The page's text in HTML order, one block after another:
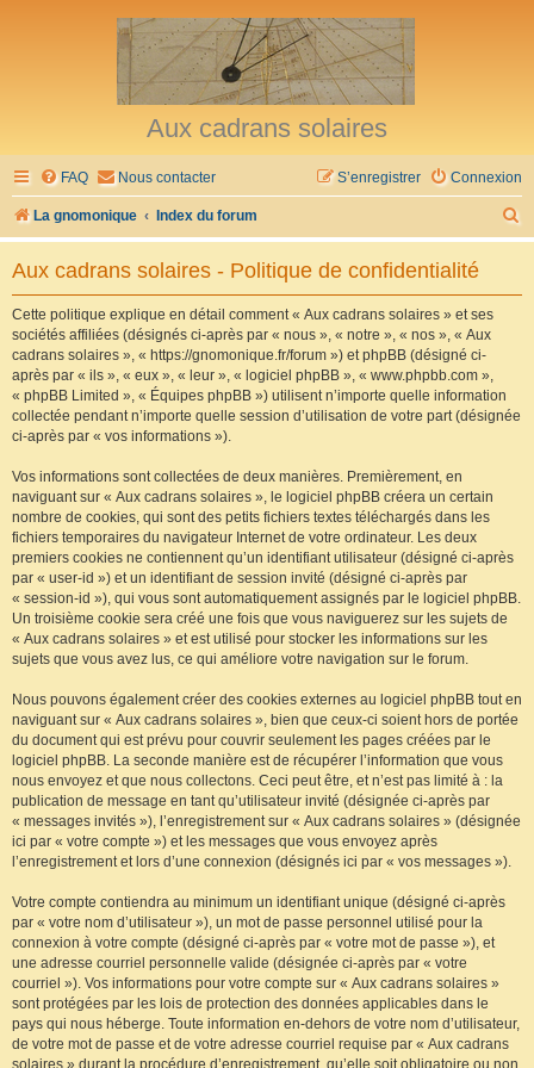
Aux cadrans solaires
FAQ Nous contacter Connexion
S’enregistrer
La gnomonique Index du forum
e
Aux cadrans solaires - Politique de confidentialité
Cette politique explique en détail comment « Aux cadrans solaires » et ses
sociétés affiliées (désignés ci-après par « nous », « notre », « nos », « Aux
cadrans solaires », « https://gnomonique.fr/forum ») et phpBB (désigné ci-
après par « ils », « eux », « leur », « logiciel phpBB », « www.phpbb.com »,
« phpBB Limited », « Équipes phpBB ») utilisent n’importe quelle information
collectée pendant n’importe quelle session d’utilisation de votre part (désignée
ci-après par « vos informations »).
Vos informations sont collectées de deux manières. Premièrement, en
naviguant sur « Aux cadrans solaires », le logiciel phpBB créera un certain
nombre de cookies, qui sont des petits fichiers textes téléchargés dans les
fichiers temporaires du navigateur Internet de votre ordinateur. Les deux
premiers cookies ne contiennent qu’un identifiant utilisateur (désigné ci-après
par « user-id ») et un identifiant de session invité (désigné ci-après par
« session-id »), qui vous sont automatiquement assignés par le logiciel phpBB.
Un troisième cookie sera créé une fois que vous naviguerez sur les sujets de
« Aux cadrans solaires » et est utilisé pour stocker les informations sur les
sujets que vous avez lus, ce qui améliore votre navigation sur le forum.
Nous pouvons également créer des cookies externes au logiciel phpBB tout en
naviguant sur « Aux cadrans solaires », bien que ceux-ci soient hors de portée
du document qui est prévu pour couvrir seulement les pages créées par le
logiciel phpBB. La seconde manière est de récupérer l’information que vous
nous envoyez et que nous collectons. Ceci peut être, et n’est pas limité à : la
publication de message en tant qu’utilisateur invité (désignée ci-après par
« messages invités »), l’enregistrement sur « Aux cadrans solaires » (désignée
ici par « votre compte ») et les messages que vous envoyez après
l’enregistrement et lors d’une connexion (désignés ici par « vos messages »).
Votre compte contiendra au minimum un identifiant unique (désigné ci-après
par « votre nom d’utilisateur »), un mot de passe personnel utilisé pour la
connexion à votre compte (désigné ci-après par « votre mot de passe »), et
une adresse courriel personnelle valide (désignée ci-après par « votre
courriel »). Vos informations pour votre compte sur « Aux cadrans solaires »
sont protégées par les lois de protection des données applicables dans le
pays qui nous héberge. Toute information en-dehors de votre nom d’utilisateur,
de votre mot de passe et de votre adresse courriel requise par « Aux cadrans